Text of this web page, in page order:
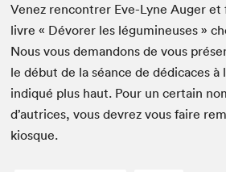
Venez ren­con­tr­er Eve-Lyne Auger et
livre « Dévor­er les légu­mineuses »
Nous vous deman­dons de vous
le début de la séance de dédi­caces à
indiqué plus haut. Pour un cer­tain
d’autrices, vous devrez vous faire
kiosque.